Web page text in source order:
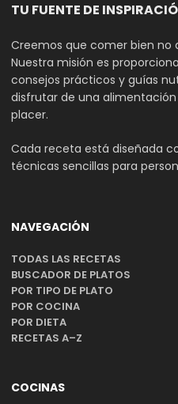
TU FUENTE DE
Creemos que comer bien no
Nuestra misión es
consejos prácticos y guías
disfrutar de una
placer.
Cada receta está diseñada
técnicas sencillas para
NAVEGACIÓN
TODAS LAS RECETAS
BUSCADOR DE PLATOS
POR TIPO DE PLATO
POR COCINA
POR DIETA
RECETAS A–Z
COCINAS